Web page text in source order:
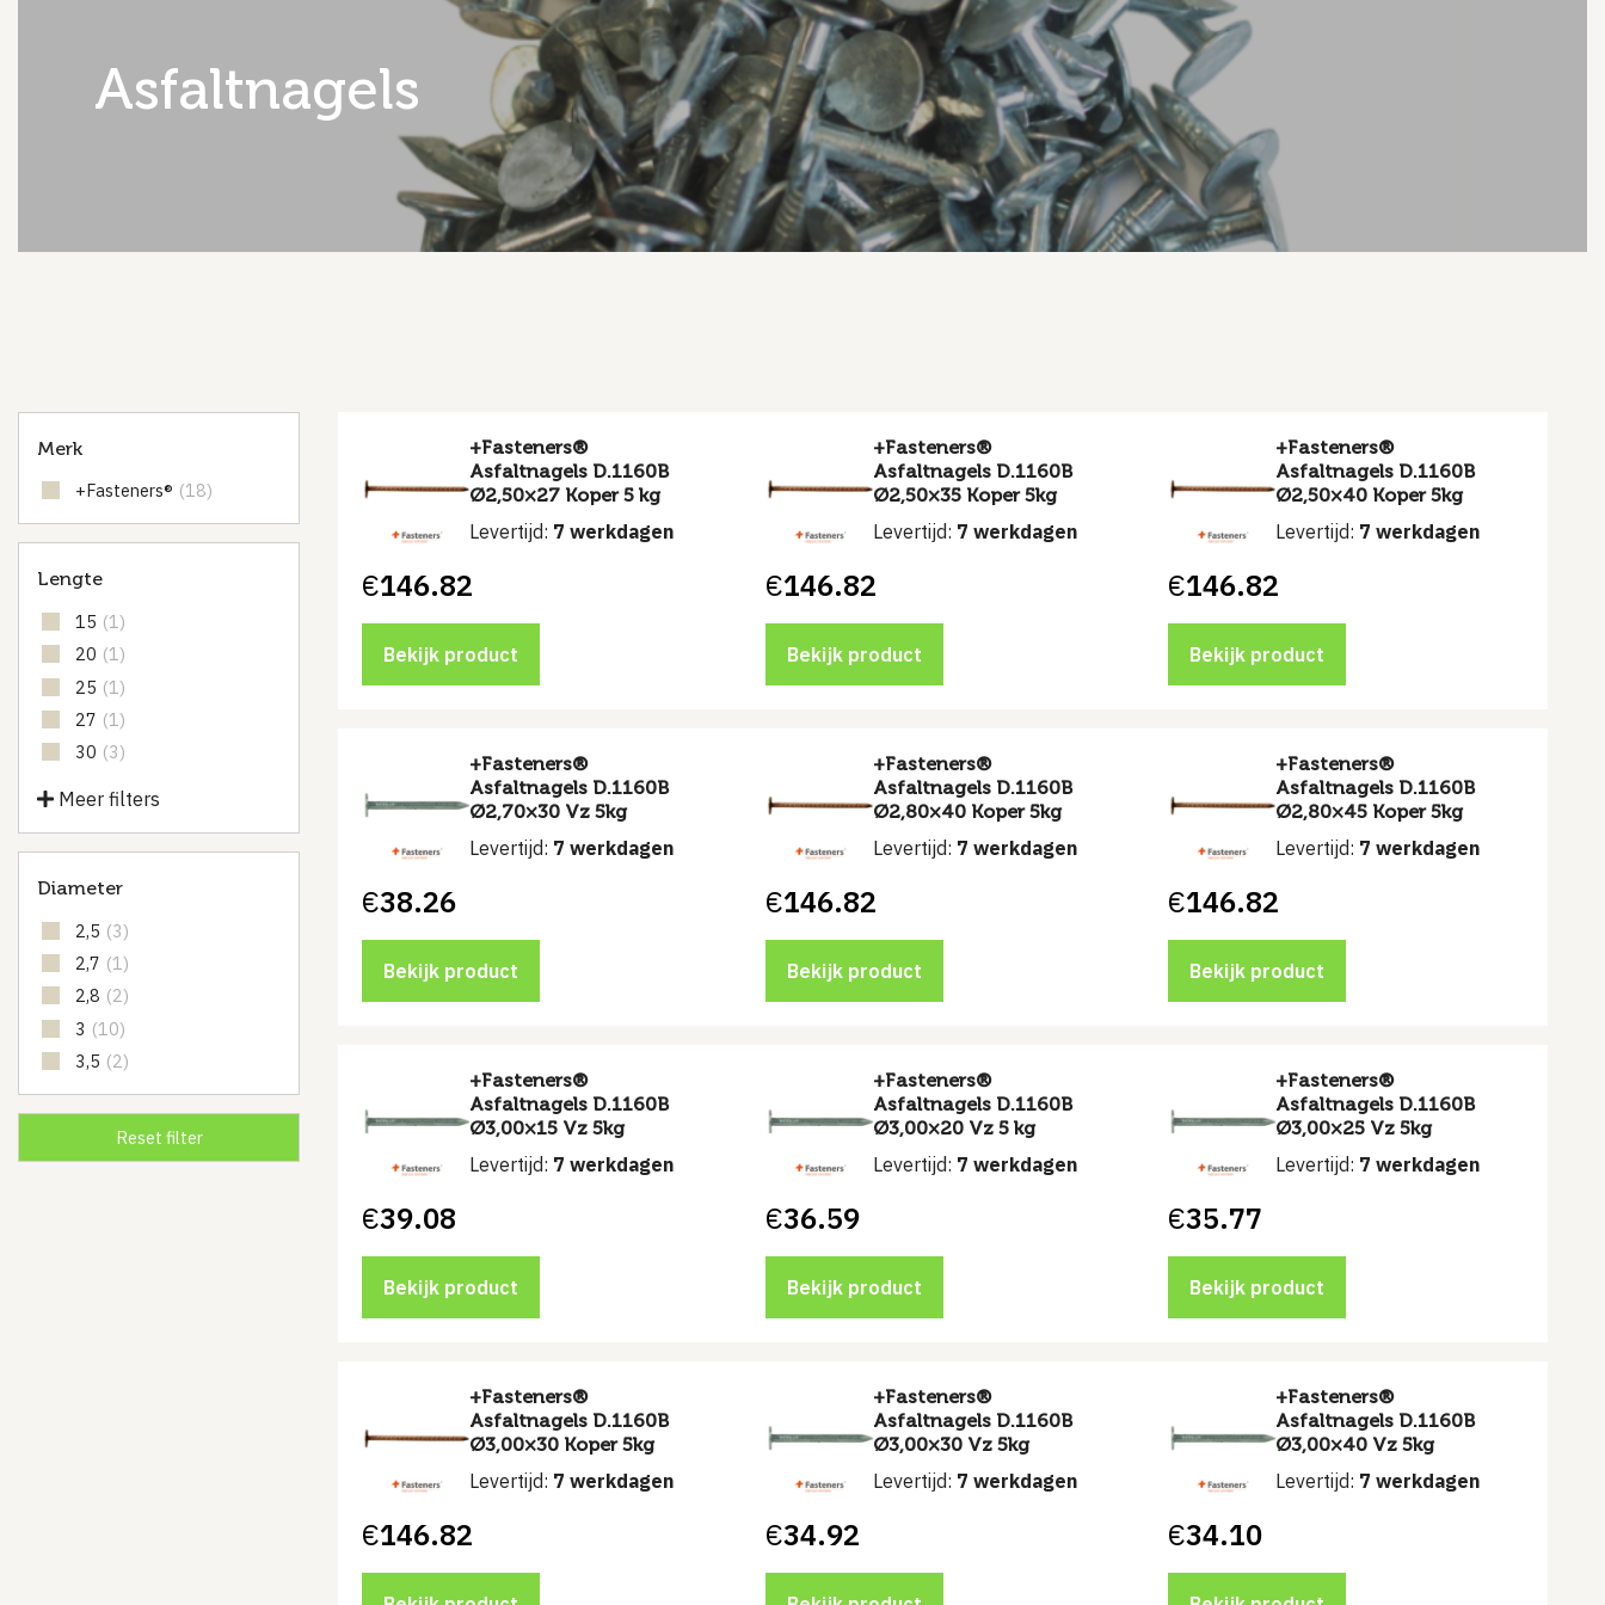
asfaltnagels
Merk
+Fasteners® (18)
Lengte
15 (1)
20 (1)
25 (1)
27 (1)
30 (3)
Meer filters
Diameter
2,5 (3)
2,7 (1)
2,8 (2)
3 (10)
3,5 (2)
+Fasteners®
Asfaltnagels D.1160B
Ø2,50×27 Koper 5 kg
Levertijd: 7 werkdagen
€146.82
Bekijk product
+Fasteners®
Asfaltnagels D.1160B
Ø2,50×35 Koper 5kg
Levertijd: 7 werkdagen
€146.82
Bekijk product
+Fasteners®
Asfaltnagels D.1160B
Ø2,50×40 Koper 5kg
Levertijd: 7 werkdagen
€146.82
Bekijk product
+Fasteners®
Asfaltnagels D.1160B
Ø2,70×30 Vz 5kg
Levertijd: 7 werkdagen
€38.26
Bekijk product
+Fasteners®
Asfaltnagels D.1160B
Ø2,80×40 Koper 5kg
Levertijd: 7 werkdagen
€146.82
Bekijk product
+Fasteners®
Asfaltnagels D.1160B
Ø2,80×45 Koper 5kg
Levertijd: 7 werkdagen
€146.82
Bekijk product
+Fasteners®
Asfaltnagels D.1160B
Ø3,00×15 Vz 5kg
Levertijd: 7 werkdagen
€39.08
Bekijk product
+Fasteners®
Asfaltnagels D.1160B
Ø3,00×20 Vz 5 kg
Levertijd: 7 werkdagen
€36.59
Bekijk product
+Fasteners®
Asfaltnagels D.1160B
Ø3,00×25 Vz 5kg
Levertijd: 7 werkdagen
€35.77
Bekijk product
+Fasteners®
Asfaltnagels D.1160B
Ø3,00×30 Koper 5kg
Levertijd: 7 werkdagen
€146.82
+Fasteners®
Asfaltnagels D.1160B
Ø3,00×30 Vz 5kg
Levertijd: 7 werkdagen
€34.92
+Fasteners®
Asfaltnagels D.1160B
Ø3,00×40 Vz 5kg
Levertijd: 7 werkdagen
€34.10